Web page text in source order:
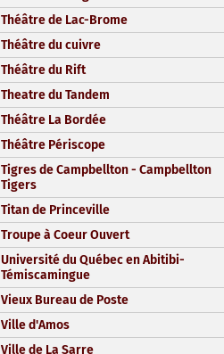
Théâtre de Lac-Brome
Théâtre du cuivre
Théâtre du Rift
Theatre du Tandem
Théâtre La Bordée
Théâtre Périscope
Tigres de Campbellton - Campbellton
Tigers
Titan de Princeville
Troupe à Coeur Ouvert
Université du Québec en Abitibi-
Témiscamingue
Vieux Bureau de Poste
Ville d'Amos
Ville de La Sarre